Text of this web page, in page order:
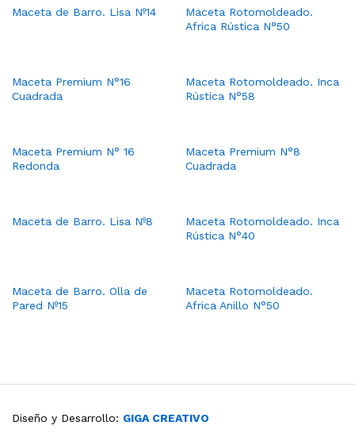
Maceta de Barro. Lisa Nº14
Maceta Rotomoldeado.
Africa Rústica N°50
Maceta Premium N°16
Cuadrada
Maceta Rotomoldeado. Inca
Rústica N°58
Maceta Premium N° 16
Redonda
Maceta Premium N°8
Cuadrada
Maceta de Barro. Lisa Nº8
Maceta Rotomoldeado. Inca
Rústica N°40
Maceta de Barro. Olla de
Pared Nº15
Maceta Rotomoldeado.
Africa Anillo N°50
Diseño y Desarrollo: GIGA CREATIVO